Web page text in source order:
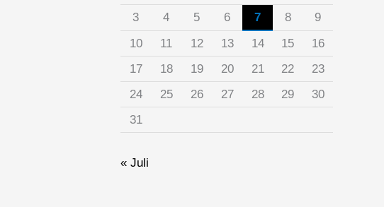
3
4 5 6 7 8
9
10
11 12 13 14 15
16
17
18 19 20 21 22
23
24
25 26 27 28 29
30
31
« Juli